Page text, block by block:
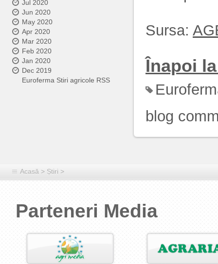
Jul 2020
Jun 2020
May 2020
Apr 2020
Mar 2020
Feb 2020
Jan 2020
Dec 2019
Euroferma Stiri agricole RSS
Sursa:
Înapoi
blog
Acasă > Știri >
Parteneri Media